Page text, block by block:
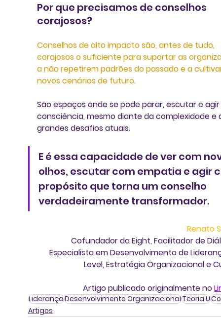
Por que precisamos de conselhos
corajosos?
Conselhos de alto impacto são, antes de tudo,
corajosos o suficiente para suportar as
a não repetirem padrões do passado e a
novos cenários de futuro.
São espaços onde se pode parar, escutar e
consciência, mesmo diante da complexidade e
grandes desafios atuais.
E é essa capacidade de ver com
olhos, escutar com empatia e agir
propósito que torna um conselho
verdadeiramente transformador.
Renato
Cofundador da Eight, Facilitador de
Especialista em Desenvolvimento de
Level, Estratégia Organizacional e
Artigo publicado originalmente no
LiderançaDesenvolvimento OrganizacionalTeoria U
Artigos